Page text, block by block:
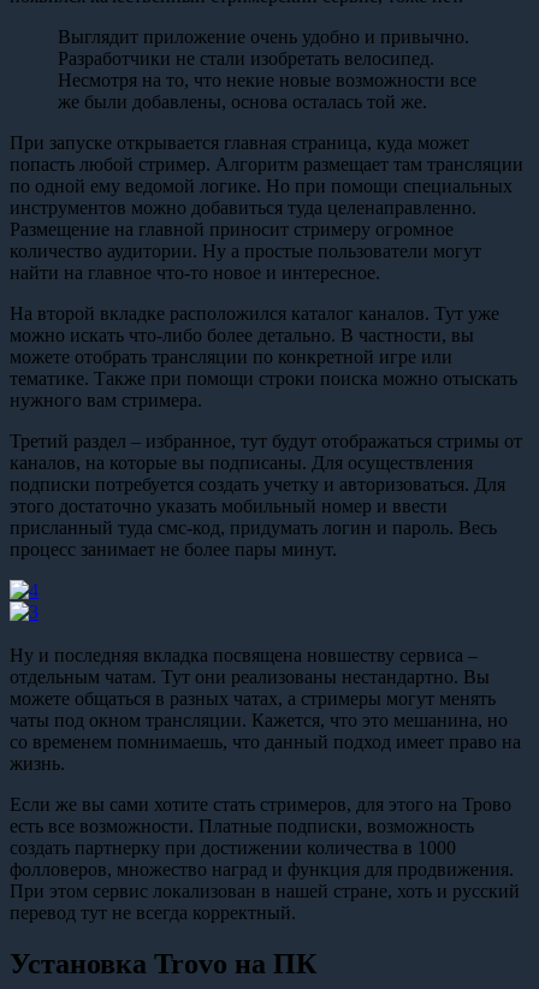
Выглядит приложение очень удобно и привычно.
Разработчики не стали изобретать велосипед.
Несмотря на то, что некие новые возможности все
же были добавлены, основа осталась той же.
При запуске открывается главная страница, куда может
попасть любой стример. Алгоритм размещает там трансляции
по одной ему ведомой логике. Но при помощи специальных
инструментов можно добавиться туда целенаправленно.
Размещение на главной приносит стримеру огромное
количество аудитории. Ну а простые пользователи могут
найти на главное что-то новое и интересное.
На второй вкладке расположился каталог каналов. Тут уже
можно искать что-либо более детально. В частности, вы
можете отобрать трансляции по конкретной игре или
тематике. Также при помощи строки поиска можно отыскать
нужного вам стримера.
Третий раздел – избранное, тут будут отображаться стримы от
каналов, на которые вы подписаны. Для осуществления
подписки потребуется создать учетку и авторизоваться. Для
этого достаточно указать мобильный номер и ввести
присланный туда смс-код, придумать логин и пароль. Весь
процесс занимает не более пары минут.
Ну и последняя вкладка посвящена новшеству сервиса –
отдельным чатам. Тут они реализованы нестандартно. Вы
можете общаться в разных чатах, а стримеры могут менять
чаты под окном трансляции. Кажется, что это мешанина, но
со временем помнимаешь, что данный подход имеет право на
жизнь.
Если же вы сами хотите стать стримеров, для этого на Трово
есть все возможности. Платные подписки, возможность
создать партнерку при достижении количества в 1000
фолловеров, множество наград и функция для продвижения.
При этом сервис локализован в нашей стране, хоть и русский
перевод тут не всегда корректный.
Установка Trovo на ПК